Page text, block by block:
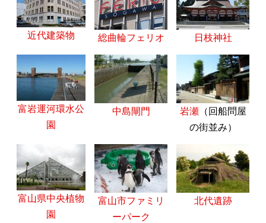
近代建築物 総曲輪フェリオ 日枝神社
富岩運河環水公
園
中島閘門 岩瀬 （回船問屋
の街並み）
富山県中央植物
園
富山市ファミリ
ーパーク
北代遺跡